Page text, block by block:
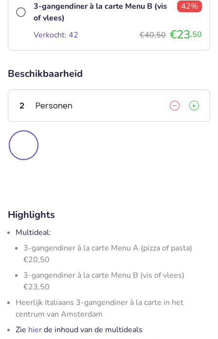
3-gangendiner à la carte Menu B (vis
of vlees)
42%
Verkocht: 42 €40,50 €23,50
Beschikbaarheid
2 Personen
Highlights
Multideal:
3-gangendiner à la carte Menu A (pizza of pasta)
€20,50
3-gangendiner à la carte Menu B (vis of vlees)
€23,50
Heerlijk Italiaans 3-gangendiner à la carte in het
centrum van Amsterdam
Zie hierde inhoud van de multideals